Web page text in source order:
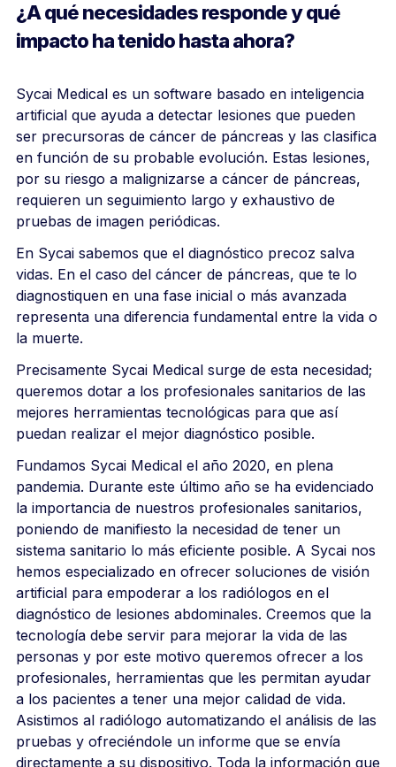
¿A qué necesidades responde y qué
impacto ha tenido hasta ahora?
Sycai Medical es un software basado en inteligencia
artificial que ayuda a detectar lesiones que pueden
ser precursoras de cáncer de páncreas y las clasifica
en función de su probable evolución. Estas lesiones,
por su riesgo a malignizarse a cáncer de páncreas,
requieren un seguimiento largo y exhaustivo de
pruebas de imagen periódicas.
En Sycai sabemos que el diagnóstico precoz salva
vidas. En el caso del cáncer de páncreas, que te lo
diagnostiquen en una fase inicial o más avanzada
representa una diferencia fundamental entre la vida o
la muerte.
Precisamente Sycai Medical surge de esta necesidad;
queremos dotar a los profesionales sanitarios de las
mejores herramientas tecnológicas para que así
puedan realizar el mejor diagnóstico posible.
Fundamos Sycai Medical el año 2020, en plena
pandemia. Durante este último año se ha evidenciado
la importancia de nuestros profesionales sanitarios,
poniendo de manifiesto la necesidad de tener un
sistema sanitario lo más eficiente posible. A Sycai nos
hemos especializado en ofrecer soluciones de visión
artificial para empoderar a los radiólogos en el
diagnóstico de lesiones abdominales. Creemos que la
tecnología debe servir para mejorar la vida de las
personas y por este motivo queremos ofrecer a los
profesionales, herramientas que les permitan ayudar
a los pacientes a tener una mejor calidad de vida.
Asistimos al radiólogo automatizando el análisis de las
pruebas y ofreciéndole un informe que se envía
directamente a su dispositivo. Toda la información que